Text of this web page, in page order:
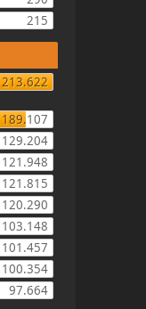
215
213.622
189.107
129.204
121.948
121.815
120.290
103.148
101.457
100.354
97.664